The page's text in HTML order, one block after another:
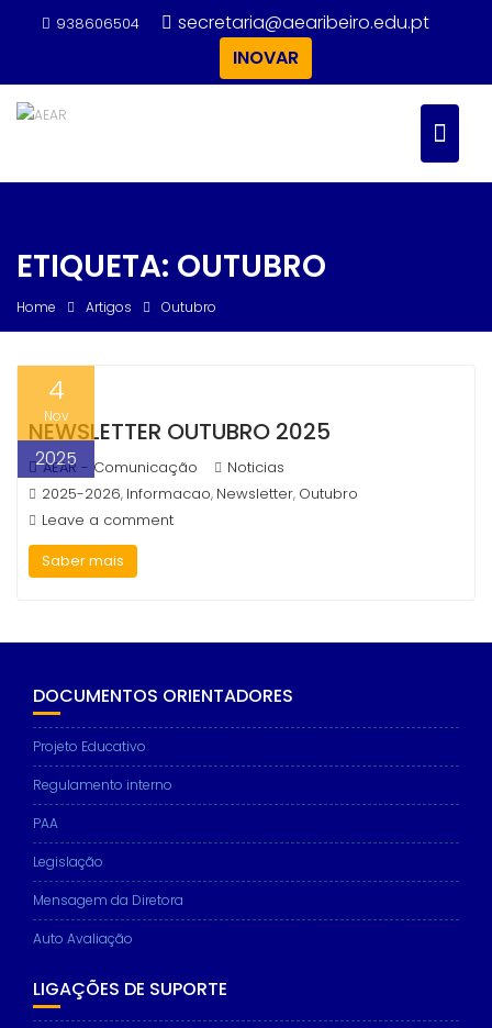
938606504
secretaria@aearibeiro.edu.pt
INOVAR
ETIQUETA: OUTUBRO
Home Artigos Outubro
4
Nov
2025
NEWSLETTER OUTUBRO 2025
AEAR - Comunicação
Noticias
2025-2026, Informacao, Newsletter, Outubro
Leave a comment
Saber mais
DOCUMENTOS ORIENTADORES
Projeto Educativo
Regulamento interno
PAA
Legislação
Mensagem da Diretora
Auto Avaliação
LIGAÇÕES DE SUPORTE